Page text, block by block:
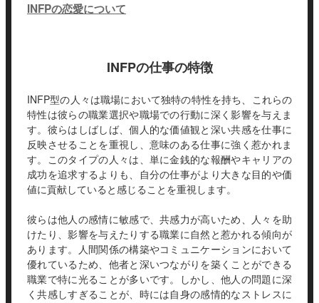
INFPの恋愛について
INFPの仕事の特徴
INFP型の人々は職場において独特の特性を持ち、これらの
特性は彼らの職業選択や職場での行動に深く影響を与えま
す。彼らはしばしば、個人的な価値観と深い共感を仕事に
反映させることを重視し、意味のある仕事に強く惹かれま
す。このタイプの人々は、単に金銭的な報酬やキャリアの
成功を追求するよりも、自分の仕事がより大きな目的や価
値に貢献していると感じることを重視します。
彼らは他人の感情に敏感で、共感力が高いため、人々を助
けたり、影響を与えたりする職業に自然と惹かれる傾向が
あります。人間関係の構築やコミュニケーションにおいて
優れているため、他者と深いつながりを築くことができる
職業で特に光ることが多いです。しかし、他人の問題に深
く共感しすぎることが、時には自身の感情的なストレスに